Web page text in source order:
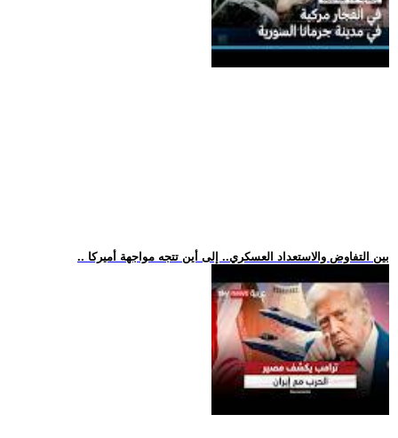
.. بين التفاوض والاستعداد العسكري.. إلى أين تتجه مواجهة أميركا